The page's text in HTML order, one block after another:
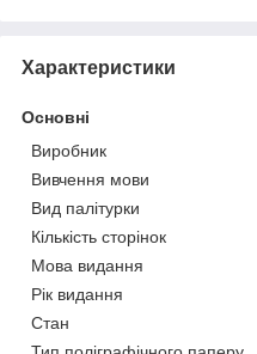
Характеристики
Основні
Виробник
Вивчення мови
Вид палітурки
Кількість сторінок
Мова видання
Рік видання
Стан